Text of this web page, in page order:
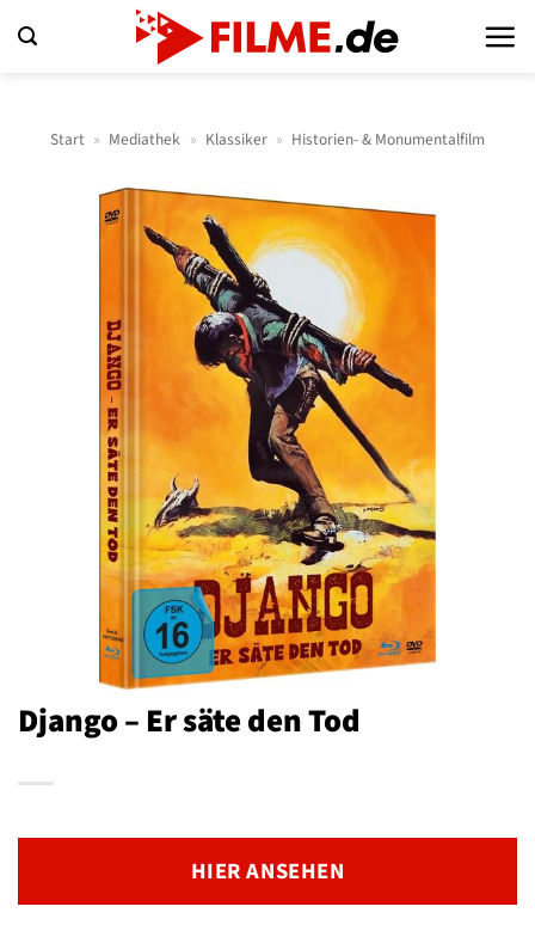
Inhalt
Start » Mediathek » Klassiker » Historien- & Monumentalfilm
Django – Er säte den Tod
HIER ANSEHEN